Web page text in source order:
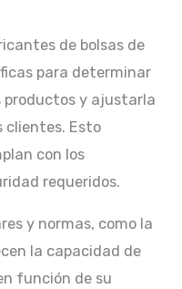
de bolsas de
para determinar
productos y ajustarla
clientes. Esto
con los
requeridos.
y normas, como la
la capacidad de
función de su